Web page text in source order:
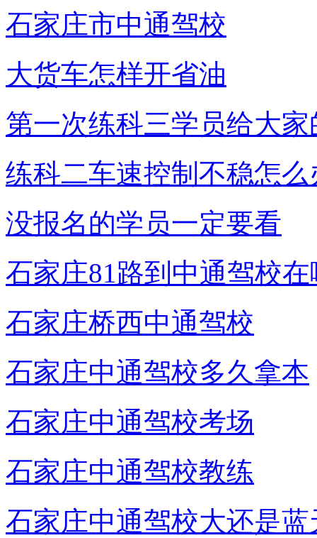
石家庄市中通驾校
大货车怎样开省油
第一次练科三学员给大家
练科二车速控制不稳怎么
没报名的学员一定要看
石家庄81路到中通驾校
石家庄桥西中通驾校
石家庄中通驾校多久拿本
石家庄中通驾校考场
石家庄中通驾校教练
石家庄中通驾校大还是